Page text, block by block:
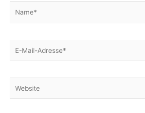
Mail-